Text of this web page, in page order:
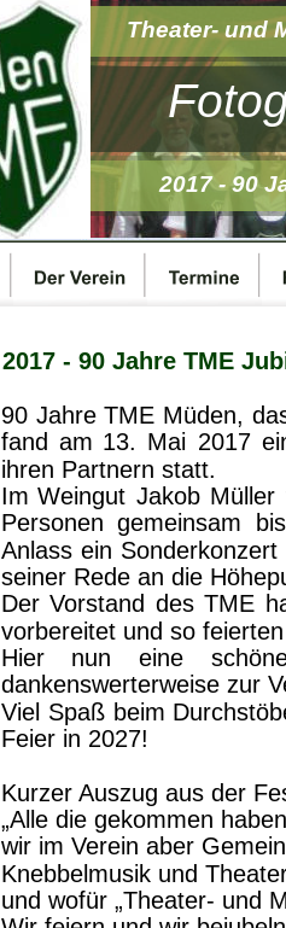
2017 - 90
Theater- und
2017 - 90 Jahre TME
90 Jahre TME Müden,
fand am 13. Mai 2017
ihren Partnern statt.
Im Weingut Jakob Müller
Personen gemeinsam bis
Anlass ein Sonderkonzert
seiner Rede an die
Der Vorstand des TME
vorbereitet und so
Hier
nun eine
dankenswerterweise zur
Viel Spaß beim
Feier in 2027!
Kurzer Auszug aus der
„Alle die gekommen
wir im Verein aber
Knebbelmusik und
und wofür „Theater- und